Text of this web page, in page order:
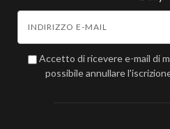
Accetto di ricevere e-mail di
possibile annullare